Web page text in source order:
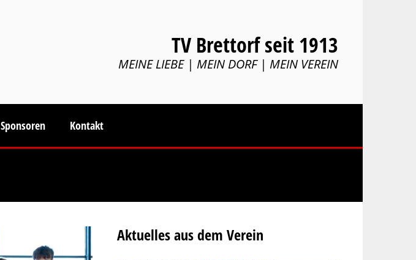
TV Brettorf seit 1913
MEINE LIEBE | MEIN DORF | MEIN VEREIN
Sponsoren Kontakt
Aktuelles aus dem Verein